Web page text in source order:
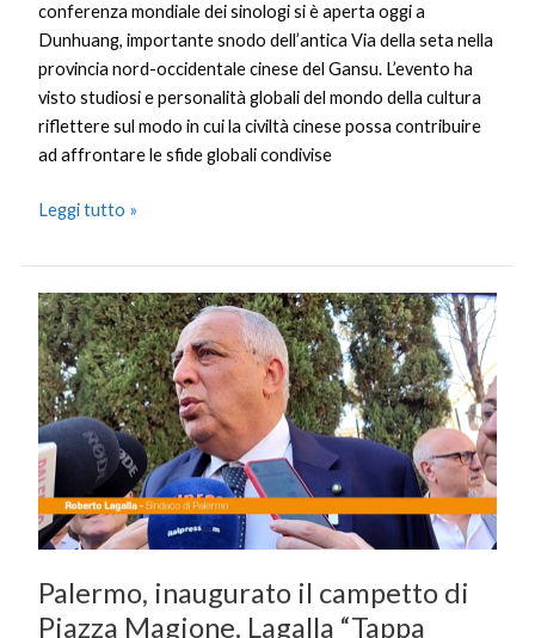
conferenza mondiale dei sinologi si è aperta oggi a
Dunhuang, importante snodo dell’antica Via della seta nella
provincia nord-occidentale cinese del Gansu. L’evento ha
visto studiosi e personalità globali del mondo della cultura
riflettere sul modo in cui la civiltà cinese possa contribuire
ad affrontare le sfide globali condivise
Leggi tutto »
Palermo, inaugurato il campetto di
Piazza Magione. Lagalla “Tappa
Palermo,
inaugurato
il
campetto
di
Piazza
Magione.
Lagalla
“Tappa